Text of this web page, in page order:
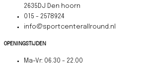
2635DJ Den hoorn
015 - 2578924
info@sportcenterallround.nl
OPENINGSTIJDEN
Ma-Vr: 06.30 - 22.00